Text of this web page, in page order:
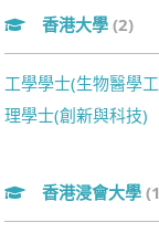
香港大學 (2)
工學學士(生物醫學
理學士(創新與科技)
香港浸會大學